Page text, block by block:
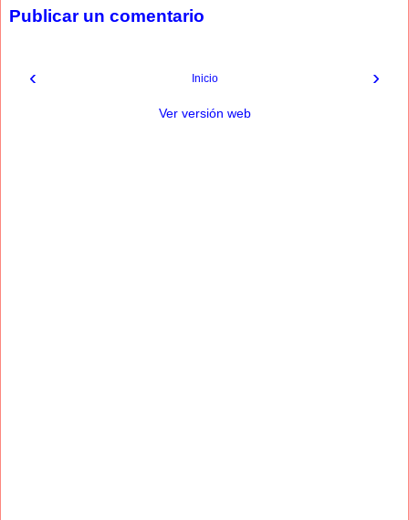
Publicar un comentario
‹ ›
Inicio
Ver versión web